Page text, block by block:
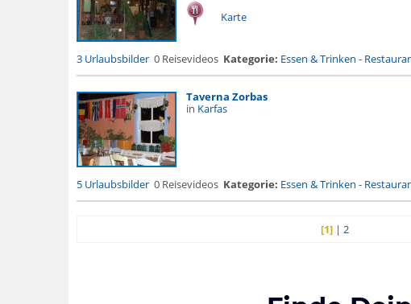
Karte
3 Urlaubsbilder 0 Reisevideos Kategorie: Essen & Trinken -
Taverna Zorbas
in Karfas
5 Urlaubsbilder 0 Reisevideos Kategorie: Essen & Trinken -
[1]| 2